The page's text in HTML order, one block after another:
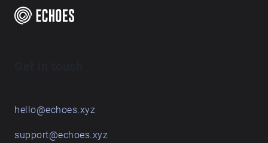
hello@echoes.xyz
support@echoes.xyz